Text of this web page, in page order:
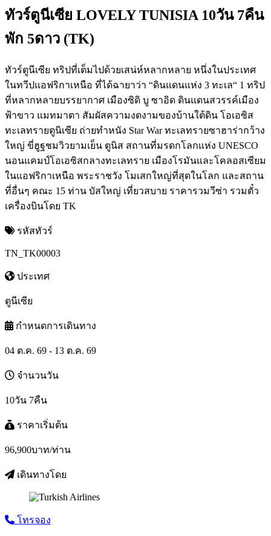
ทัวร์ตูนีเซีย LOVELY TUNISIA 10วัน 7คืน
พัก 5ดาว (TK)
ทัวร์ตูนีเซีย ทริปที่เต็มไปด้วยเสน่ห์หลากหลาย หนึ่งในประเทศ
ในทวีปแอฟริกาเหนือ ที่ได้ฉายาว่า “ดินแดนแห่ง 3 ทะเล“ 1 ทริป
ที่หลากหลายบรรยากาศ เมืองซิดิ บู ซาอิด ดินแดนสวรรค์เมือง
ฟ้าขาว แมทมาตา สัมผัสความงดงามของบ้านใต้ดิน โอเอซิส
ทะเลทรายตูนิเซีย ถ่ายทำหนัง Star War ทะเลทรายซาฮาร่ากว้าง
ใหญ่ ขี่ฮูฐชมวิวยามเย็น ตูนิส สถานที่มรดกโลกแห่ง UNESCO
นอนแคมป์โอเอซิสกลางทะเลทราย เมืองโรมันและโคลอสเซียม
ในแอฟริกาเหนือ พระราชวัง โมเสกใหญ่ที่สุดในโลก และสถาน
ที่อื่นๆ คณะ 15 ท่าน บัสใหญ่ เที่ยวสบาย ราคารวมวีซ่า รวมตั๋ว
เครื่องบินโดย TK
รหัสทัวร์
TN_TK00003
ประเทศ
ตูนีเซีย
กำหนดการเดินทาง
04 ต.ค. 69 - 13 ต.ค. 69
จำนวนวัน
10วัน 7คืน
ราคาเริ่มต้น
96,900บาท/ท่าน
เดินทางโดย
โทรจอง